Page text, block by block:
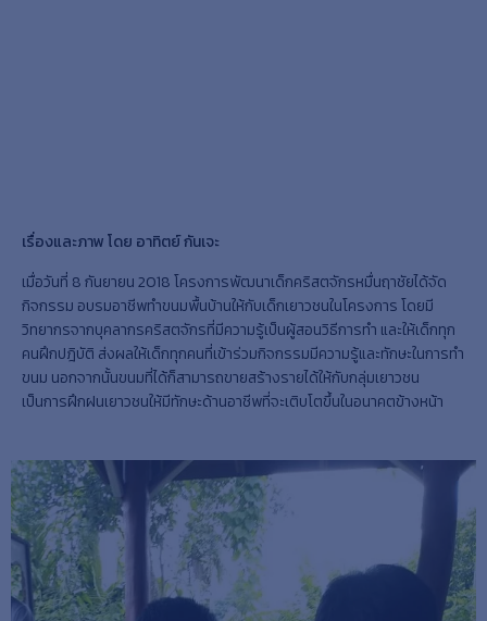
เรื่องและภาพ โดย อาทิตย์ กันเจะ
เมื่อวันที่ 8 กันยายน 2018 โครงการพัฒนาเด็กคริสตจักรหมื่นฤาชัยได้จัด
กิจกรรม อบรมอาชีพทำขนมพื้นบ้านให้กับเด็กเยาวชนในโครงการ โดยมี
วิทยากรจากบุคลากรคริสตจักรที่มีความรู้เป็นผู้สอนวิธีการทำ และให้เด็กทุก
คนฝึกปฎิบัติ ส่งผลให้เด็กทุกคนที่เข้าร่วมกิจกรรมมีความรู้และทักษะในการทำ
ขนม นอกจากนั้นขนมที่ได้ก็สามารถขายสร้างรายได้ให้กับกลุ่มเยาวชน
เป็นการฝึกฝนเยาวชนให้มีทักษะด้านอาชีพที่จะเติบโตขึ้นในอนาคตข้างหน้า